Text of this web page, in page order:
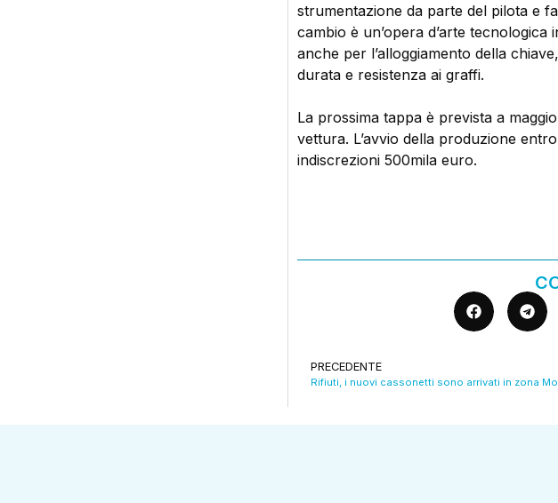
strumentazione da parte del pilota e
cambio è un’opera d’arte
anche per l’alloggiamento della
durata e resistenza ai graffi.
La prossima tappa è prevista a
vettura. L’avvio della produzione
indiscrezioni 500mila euro.
PRECEDENTE
Rifiuti, i nuovi cassonetti sono arrivati in zona